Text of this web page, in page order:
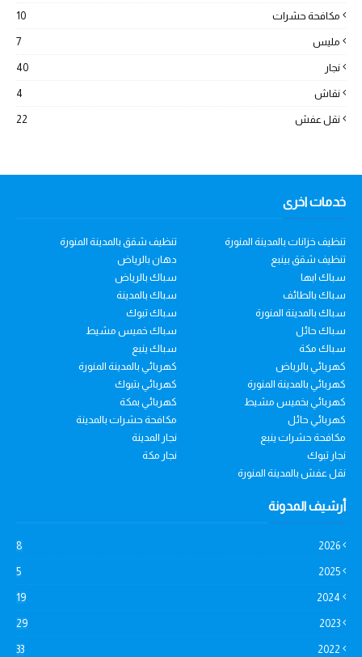
مكافحة حشرات 10
مليس 7
نجار 40
نقاش 4
نقل عفش 22
خدمات اخرى
تنظيف خزانات بالمدينة المنورة
تنظيف شقق بالمدينة المنورة
تنظيف شقق بينبع
دهان بالرياض
سباك ابها
سباك بالرياض
سباك بالطائف
سباك بالمدينة
سباك بالمدينة المنورة
سباك تبوك
سباك حائل
سباك خميس مشيط
سباك مكة
سباك ينبع
كهربائي بالرياض
كهربائي بالمدينة المنورة
كهربائي بالمدينة المنورة
كهربائي بتبوك
كهربائي بخميس مشيط
كهربائي بمكة
كهربائي حائل
مكافحة حشرات بالمدينة
مكافحة حشرات ينبع
نجار المدينة
نجار تبوك
نجار مكة
نقل عفش بالمدينة المنورة
أرشيف المدونة
2026
8
2025
5
2024
19
2023
29
2022
33